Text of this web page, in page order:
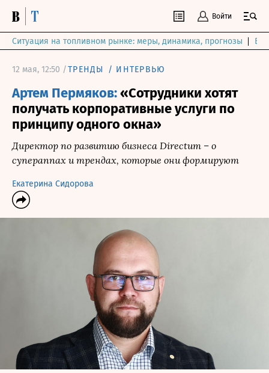
Войти
Ситуация на топливном рынке: меры, динамика, прогнозы
12 мая, 12:50 /ТРЕНДЫ / ИНТЕРВЬЮ
Артем Пермяков:«Сотрудники хотят
получать корпоративные услуги по
принципу одного окна»
Директор по развитию бизнеса Directum – о
супераппах и трендах, которые они формируют
Екатерина Сидорова